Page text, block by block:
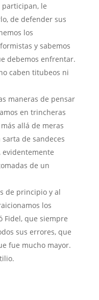
participan, le
de defender sus
los
y sabemos
debemos enfrentar.
caben titubeos ni
maneras de pensar
en trincheras
allá de meras
de sandeces
evidentemente
de un
de principio y al
los
Fidel, que siempre
sus errores, que
fue mucho mayor.